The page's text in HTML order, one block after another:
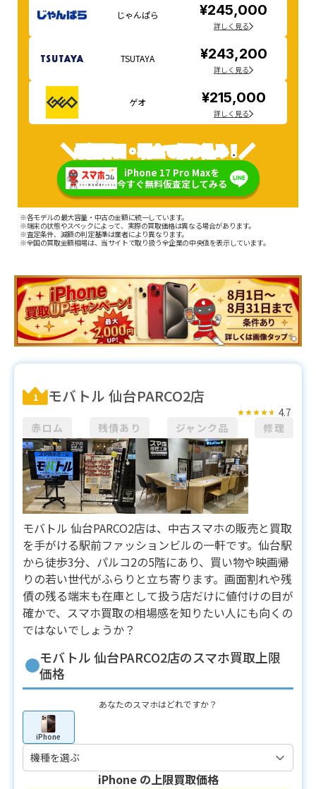
じゃんぱら ¥245,000
詳しく見る
TSUTAYA ¥243,200
詳しく見る
ゲオ ¥215,000
詳しく見る
＼最短即日・現金で振り込み！／
iPhone 17 Pro Maxを
今すぐ無料仮査定してみる
※各モデルの最大容量・中古の金額に統一しています。
※端末の状態やスペックによって、実際の買取価格は異なる場合があります。
※査定条件、減額の判定基準は業者により異なります。
※全国の買取金額相場は、当サイトで取り扱う全企業の中央値を表示しています。
1 モバトル 仙台PARCO2店
赤ロム 残債あり ジャンク品 修理
4.7
モバトル 仙台PARCO2店は、中古スマホの販売と買取
を手がける駅前ファッションビルの一軒です。仙台駅
から徒歩3分、パルコ2の5階にあり、買い物や映画帰
りの若い世代がふらりと立ち寄ります。画面割れや残
債の残る端末も在庫として扱う店だけに値付けの目が
確かで、スマホ買取の相場感を知りたい人にも向くの
ではないでしょうか？
モバトル 仙台PARCO2店のスマホ買取上限
価格
あなたのスマホはどれですか？
iPhone
iPhoneの上限買取価格